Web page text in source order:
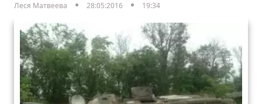
Леся Матвеева
28:05:2016 19:34